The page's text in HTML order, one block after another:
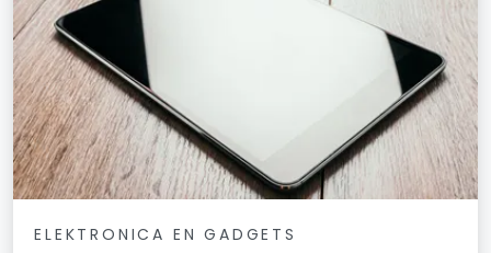
ELEKTRONICA EN GADGETS